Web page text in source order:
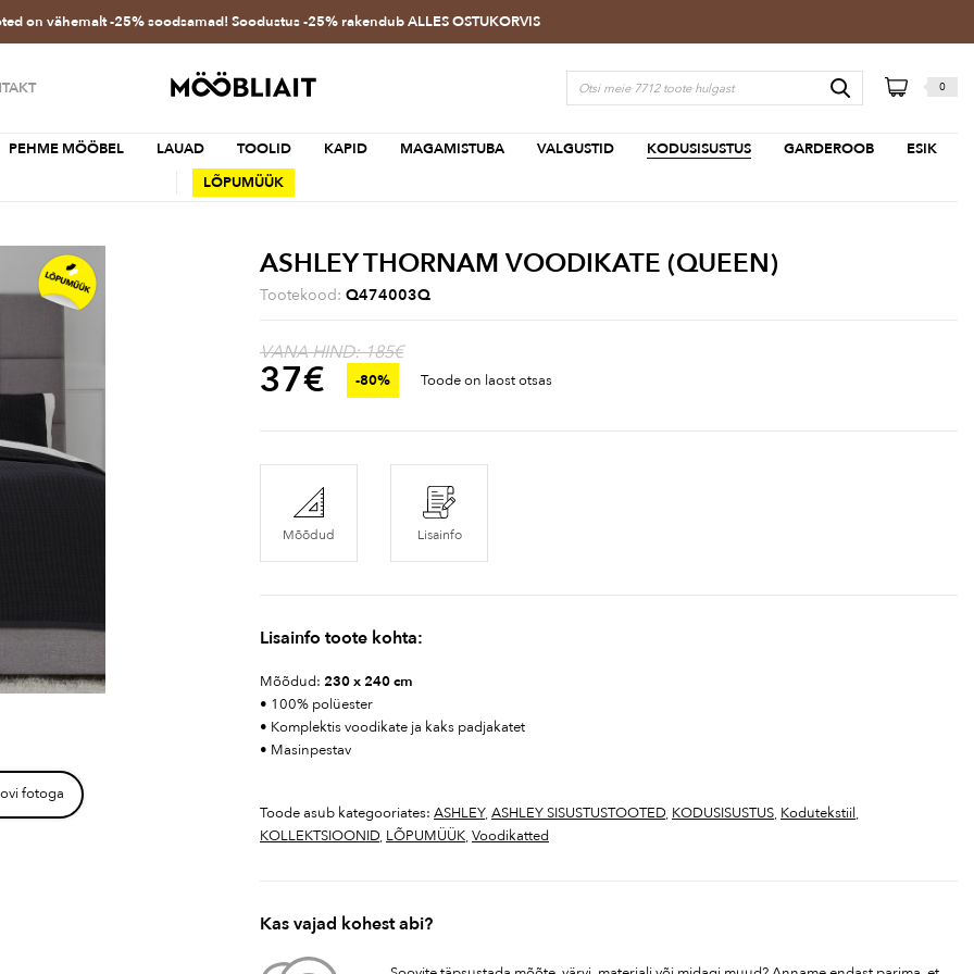
on vähemalt -25% soodsamad! Soodustus -25% rakendub ALLES OSTUKORVIS
0
PEHME MÖÖBEL LAUAD TOOLID KAPID MAGAMISTUBA VALGUSTID KODUSISUSTUS GARDEROOB
ESIK
LÕPUMÜÜK
fotoga
ASHLEY THORNAM VOODIKATE (QUEEN)
Tootekood: Q474003Q
VANA HIND: 185€
37€ -80% Toode on laost otsas
Mõõdud Lisainfo
Lisainfo toote kohta:
Mõõdud: 230 x 240 cm
• 100% polüester
• Komplektis voodikate ja kaks padjakatet
• Masinpestav
Toode asub kategooriates: ASHLEY,ASHLEY SISUSTUSTOOTED, KODUSISUSTUS, Kodutekstiil,
KOLLEKTSIOONID, LÕPUMÜÜK,Voodikatted
Kas vajad kohest abi?